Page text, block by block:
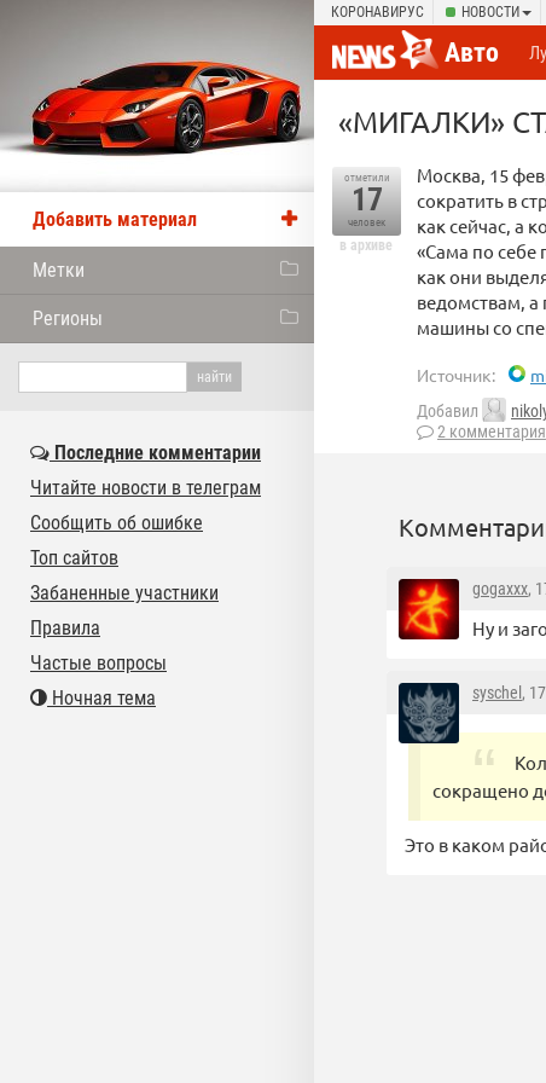
КОРОНАВИРУС НОВОСТИ
Авто
«МИГАЛКИ»
отметили
17
человек
в архиве
Москва, 15
сократить в
как сейчас, а
«Сама по себе
как они
ведомствам,
машины со
Источник:
Добавил
2 комментария
gogaxxx,
Ну и
syschel ,
сокращено
Это в каком
Добавить материал
Метки
Регионы
Последние комментарии
Читайте новости в телеграм
Сообщить об ошибке
Топ сайтов
Забаненные участники
Правила
Частые вопросы
Ночная тема